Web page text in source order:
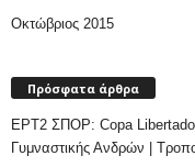
Οκτώβριος 2015
Πρόσφατα άρθρα
ΕΡΤ2 ΣΠΟΡ: Copa
Γυμναστικής Ανδρών |